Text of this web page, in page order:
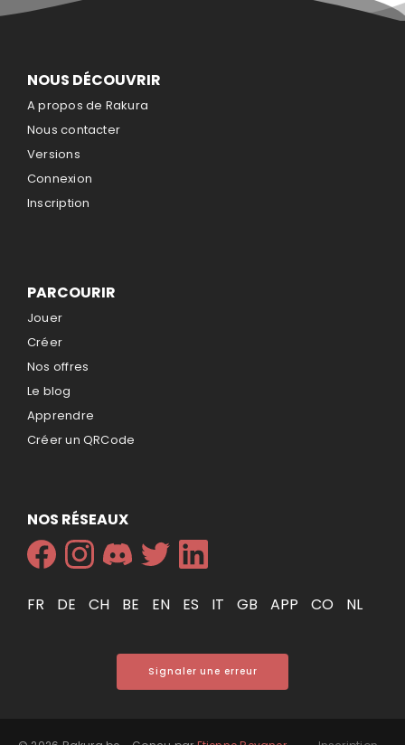
NOUS DÉCOUVRIR
A propos de Rakura
Nous contacter
Versions
Connexion
Inscription
PARCOURIR
Jouer
Créer
Nos offres
Le blog
Apprendre
Créer un QRCode
NOS RÉSEAUX
FR DE CH BE EN ES IT GB APP CO NL
Signaler une erreur